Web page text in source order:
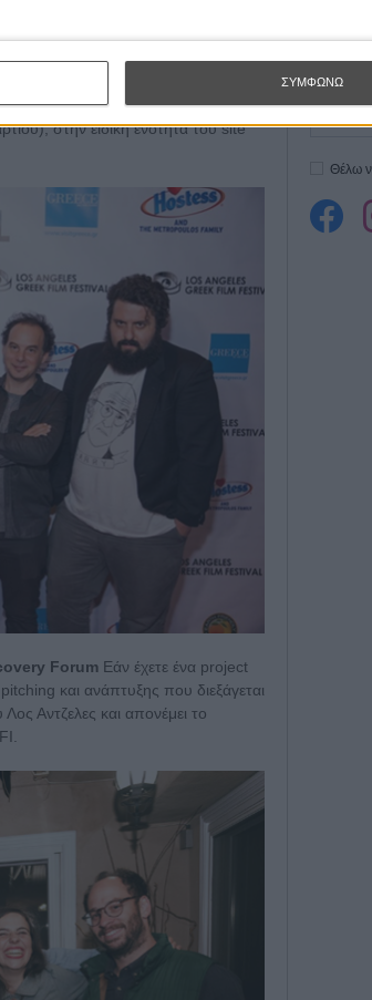
ΣΥΜΦΩΝΩ
Φεστιβάλ Ελληνικού
από τις 3 ως τις 9 Ιουνίου 2019,
Μπορείτε να υποβάλετε την ταινία
στην ειδική ενότητα του site
Forum Εάν έχετε ένα project
και ανάπτυξης που διεξάγεται
Αντζελες και απονέμει το
Εγγράψου
Θέλω